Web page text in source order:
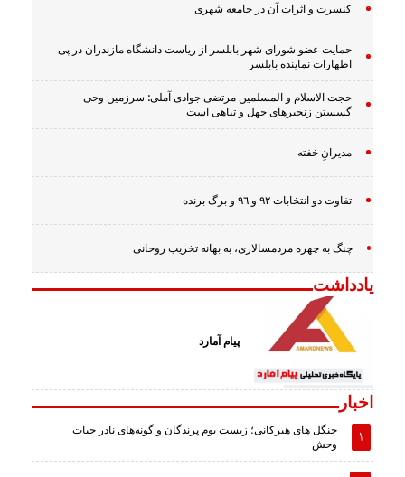
کنسرت و اثرات آن در جامعه شهری
حمایت عضو شورای شهر بابلسر از ریاست دانشگاه مازندران در پی
اظهارات نماینده بابلسر
حجت الاسلام و المسلمین مرتضی جوادی آملی: سرزمین وحى
گسستن زنجیرهاى جهل و تباهى است
مدیرانِ خفته
تفاوت دو انتخابات ٩٢ و ٩٦ و برگ برنده
چنگ به چهره مردمسالاری، به بهانه تخریب روحانی
یادداشت
پیام آمارد
اخبار
جنگل های هیرکانی؛ زیست بوم پرندگان و گونه‌های نادر حیات
وحش